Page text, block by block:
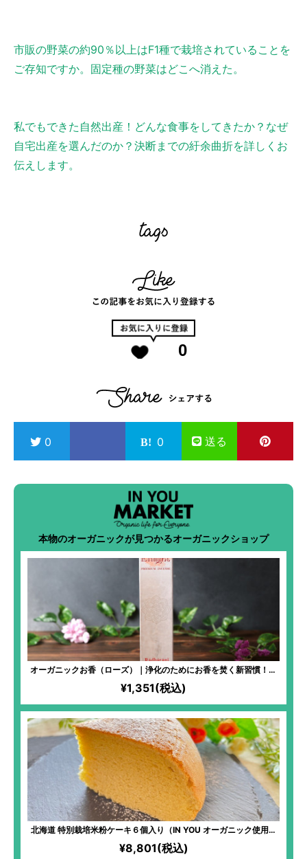
市販の野菜の約90％以上はF1種で栽培されていることを
ご存知ですか。固定種の野菜はどこへ消えた。
私でもできた自然出産！どんな食事をしてきたか？なぜ
自宅出産を選んだのか？決断までの紆余曲折を詳しくお
伝えします。
0
0 0 送る
本物のオーガニックが見つかるオーガニックショップ
オーガニックお香（ローズ）｜浄化のためにお香を焚く新習慣！聖
地「ヴリンダーヴァン」から生まれた儀式にも使われる神聖なるお
香。空間浄化・心のデトックスに。
¥1,351(税込)
北海道 特別栽培米粉ケーキ６個入り（IN YOU オーガニック使用）
｜無農薬・無化学肥料で栽培した北海道産「ゆきひかり」×北海道の
おいしい食材のコラボスイーツ！
¥8,801(税込)